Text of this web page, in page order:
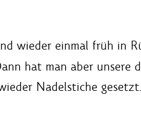
wieder einmal früh in
hat man aber
Nadelstiche